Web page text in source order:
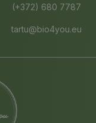
(+372) 680 7787
tartu@bio4you.eu